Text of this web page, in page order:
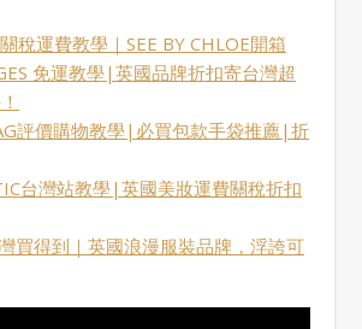
稅運費教學｜SEE BY CHLOE開箱
免運教學|英國品牌折扣寄台灣超
評價購物教學|必買包款手袋推薦|折
台灣站教學|英國美妝運費關稅折扣
買得到｜英國浪漫服裝品牌，浮誇可